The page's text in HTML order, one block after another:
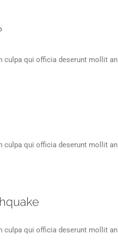
culpa qui officia deserunt mollit
culpa qui officia deserunt mollit
culpa qui officia deserunt mollit